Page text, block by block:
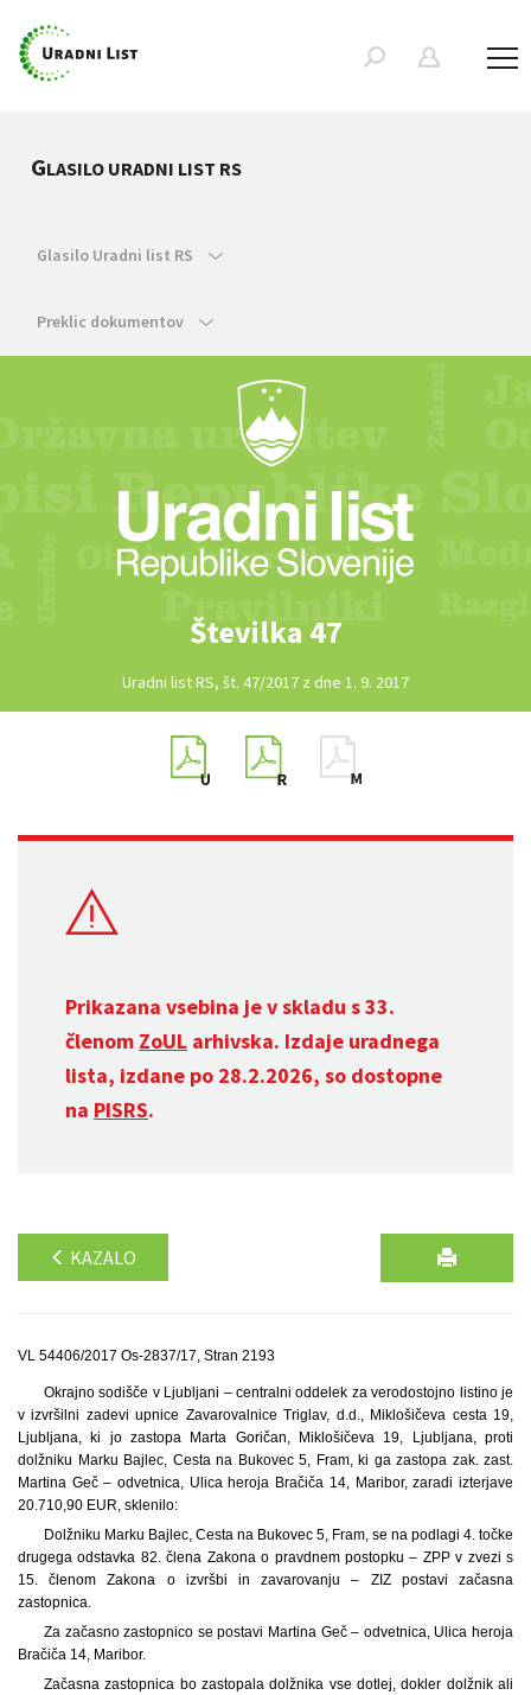
GLASILO URADNI LIST RS
Glasilo Uradni list RS
Preklic dokumentov
Številka 47
Uradni list RS, št. 47/2017 z dne 1. 9. 2017
Prikazana vsebina je v skladu s 33.
členom ZoUL arhivska. Izdaje uradnega
lista, izdane po 28.2.2026, so dostopne
na PISRS.
KAZALO
VL 54406/2017 Os-2837/17, Stran 2193
Okrajno sodišče v Ljubljani – centralni oddelek za verodostojno listino je
v izvršilni zadevi upnice Zavarovalnice Triglav, d.d., Miklošičeva cesta 19,
Ljubljana, ki jo zastopa Marta Goričan, Miklošičeva 19, Ljubljana, proti
dolžniku Marku Bajlec, Cesta na Bukovec 5, Fram, ki ga zastopa zak. zast.
Martina Geč – odvetnica, Ulica heroja Bračiča 14, Maribor, zaradi izterjave
20.710,90 EUR, sklenilo:
Dolžniku Marku Bajlec, Cesta na Bukovec 5, Fram, se na podlagi 4. točke
drugega odstavka 82. člena Zakona o pravdnem postopku – ZPP v zvezi s
15. členom Zakona o izvršbi in zavarovanju – ZIZ postavi začasna
zastopnica.
Za začasno zastopnico se postavi Martina Geč – odvetnica, Ulica heroja
Bračiča 14, Maribor.
Začasna zastopnica bo zastopala dolžnika vse dotlej, dokler dolžnik ali